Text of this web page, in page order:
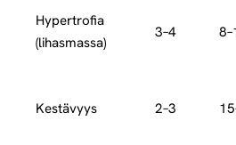
Hypertrofia
(lihasmassa)
3–4
Kestävyys 2–3